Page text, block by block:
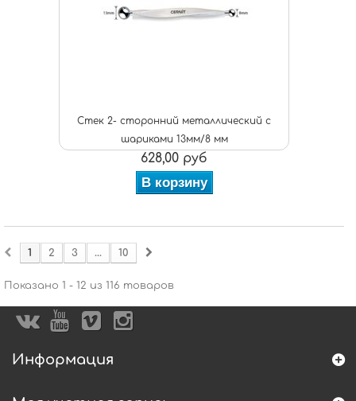
Стек 2- сторонний металлический с
шариками 13мм/8 мм
628,00 руб
В корзину
1 2 3 ... 10
Показано 1 - 12 из 116 товаров
Информация